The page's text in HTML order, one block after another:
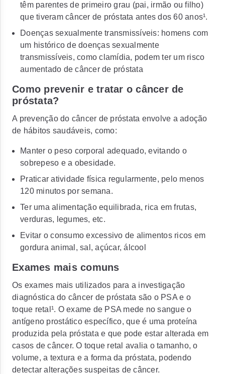
têm parentes de primeiro grau (pai, irmão ou filho)
que tiveram câncer de próstata antes dos 60 anos¹.
Doenças sexualmente transmissíveis: homens com
um histórico de doenças sexualmente
transmissíveis, como clamídia, podem ter um risco
aumentado de câncer de próstata
Como prevenir e tratar o câncer de
próstata?
A prevenção do câncer de próstata envolve a adoção
de hábitos saudáveis, como:
Manter o peso corporal adequado, evitando o
sobrepeso e a obesidade.
Praticar atividade física regularmente, pelo menos
120 minutos por semana.
Ter uma alimentação equilibrada, rica em frutas,
verduras, legumes, etc.
Evitar o consumo excessivo de alimentos ricos em
gordura animal, sal, açúcar, álcool
Exames mais comuns
Os exames mais utilizados para a investigação
diagnóstica do câncer de próstata são o PSA e o
toque retal¹. O exame de PSA mede no sangue o
antígeno prostático específico, que é uma proteína
produzida pela próstata e que pode estar alterada em
casos de câncer. O toque retal avalia o tamanho, o
volume, a textura e a forma da próstata, podendo
detectar alterações suspeitas de câncer.